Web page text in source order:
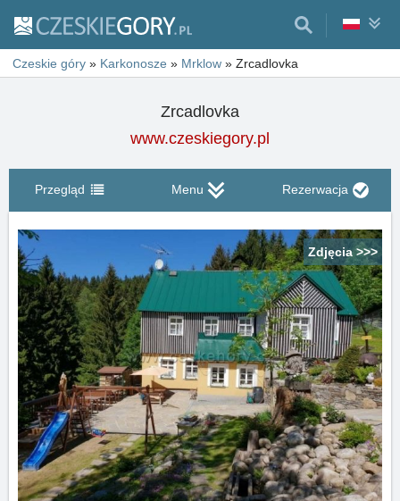
Czeskie góry » Karkonosze » Mrklow » Zrcadlovka
Zrcadlovka
www.czeskiegory.pl
Przegląd Menu Rezerwacja
Zdjęcia >>>